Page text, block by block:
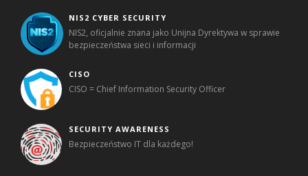
NIS2 CYBER SECURITY
NIS2, oficjalnie znana jako Unijna Dyrektywa w sprawie
bezpieczeństwa sieci i informacji
CISO
CISO = Chief Information Security Officer
SECURITY AWARENESS
Bezpieczeństwo IT dla każdego!